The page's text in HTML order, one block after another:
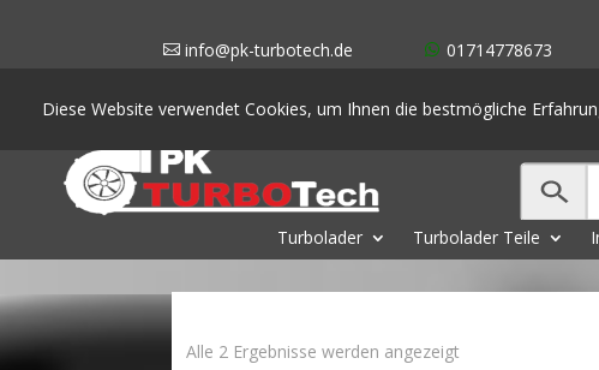
info@pk-turbotech.de
Diese Website verwendet Cookies, um Ihnen die bestmögliche
01714778673
Turbolader Turbolader Teile
Alle 2 Ergebnisse werden angezeigtNach